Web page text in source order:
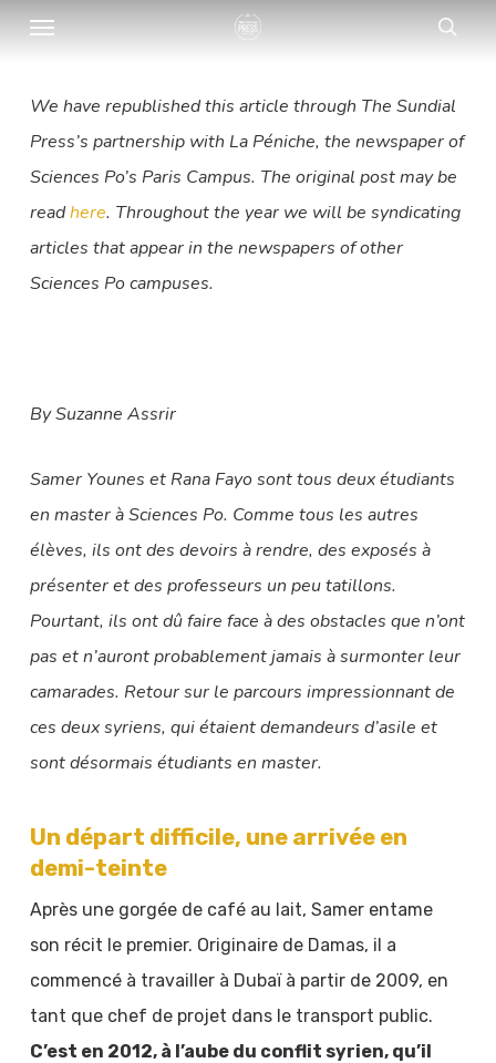
SkipMenu
We have republished this article through The Sundial
Press’s partnership with La Péniche, the newspaper of
Sciences Po’s Paris Campus. The original post may be
readhere. Throughout the year we will be syndicating
articles that appear in the newspapers of other
Sciences Po campuses.
By Suzanne Assrir
Samer Younes et Rana Fayo sont tous deux étudiants
en master à Sciences Po. Comme tous les autres
élèves, ils ont des devoirs à rendre, des exposés à
présenter et des professeurs un peu tatillons.
Pourtant, ils ont dû faire face à des obstacles que n’ont
pas et n’auront probablement jamais à surmonter leur
camarades. Retour sur le parcours impressionnant de
ces deux syriens, qui étaient demandeurs d’asile et
sont désormais étudiants en master.
Un départ difficile, une arrivée en
demi-teinte
Après une gorgée de café au lait, Samer entame
son récit le premier. Originaire de Damas, il a
commencé à travailler à Dubaï à partir de 2009, en
tant que chef de projet dans le transport public.
C’est en 2012, à l’aube du conflit syrien, qu’il